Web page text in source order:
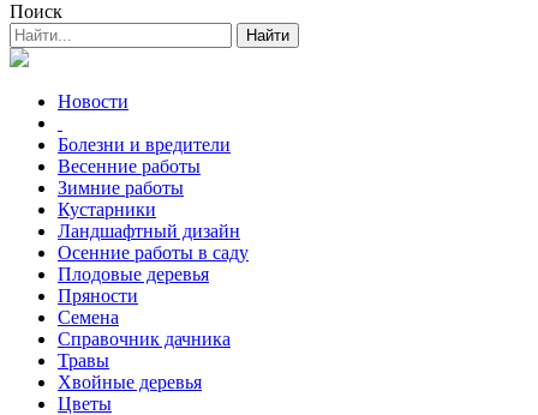
Поиск
Новости
Болезни и вредители
Весенние работы
Зимние работы
Кустарники
Ландшафтный дизайн
Осенние работы в саду
Плодовые деревья
Пряности
Семена
Справочник дачника
Травы
Хвойные деревья
Цветы